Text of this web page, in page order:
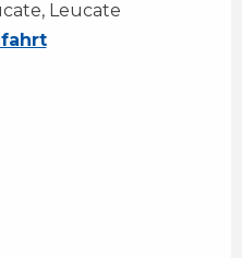
Leucate